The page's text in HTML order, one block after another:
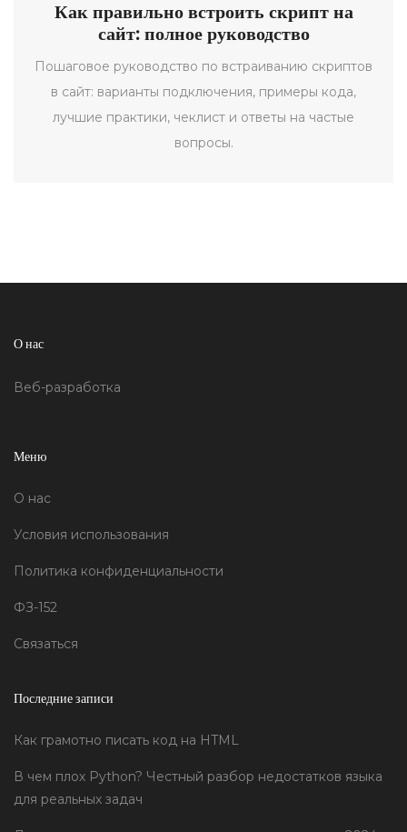
Как правильно встроить скрипт на
сайт: полное руководство
Пошаговое руководство по встраиванию скриптов
в сайт: варианты подключения, примеры кода,
лучшие практики, чеклист и ответы на частые
вопросы.
О нас
Веб-разработка
Меню
О нас
Условия использования
Политика конфиденциальности
ФЗ-152
Связаться
Последние записи
Как грамотно писать код на HTML
В чем плох Python? Честный разбор недостатков языка
для реальных задач